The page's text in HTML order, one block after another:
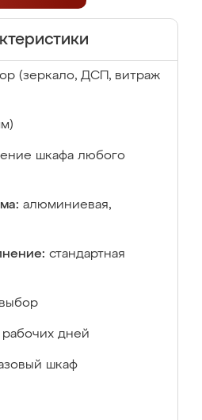
(зеркало, ДСП, витраж
шкафа любого
алюминиевая,
стандартная
рабочих дней
шкаф